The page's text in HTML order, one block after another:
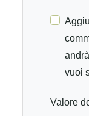
vuoi
Valore